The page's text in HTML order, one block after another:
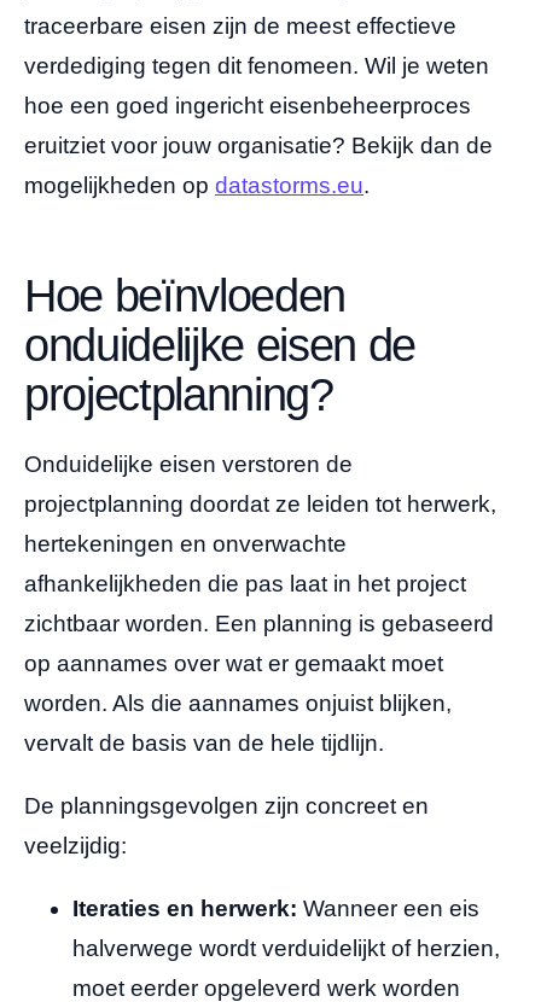
traceerbare eisen zijn de meest effectieve
verdediging tegen dit fenomeen. Wil je weten
hoe een goed ingericht eisenbeheerproces
eruitziet voor jouw organisatie? Bekijk dan de
mogelijkheden op datastorms.eu.
Hoe beïnvloeden
onduidelijke eisen de
projectplanning?
Onduidelijke eisen verstoren de
projectplanning doordat ze leiden tot herwerk,
hertekeningen en onverwachte
afhankelijkheden die pas laat in het project
zichtbaar worden. Een planning is gebaseerd
op aannames over wat er gemaakt moet
worden. Als die aannames onjuist blijken,
vervalt de basis van de hele tijdlijn.
De planningsgevolgen zijn concreet en
veelzijdig:
Iteraties en herwerk: Wanneer een eis
halverwege wordt verduidelijkt of herzien,
moet eerder opgeleverd werk worden